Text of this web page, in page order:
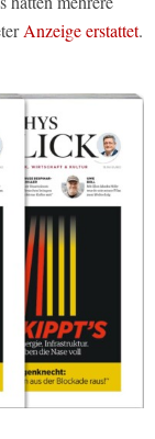
Anzeige erstattet.